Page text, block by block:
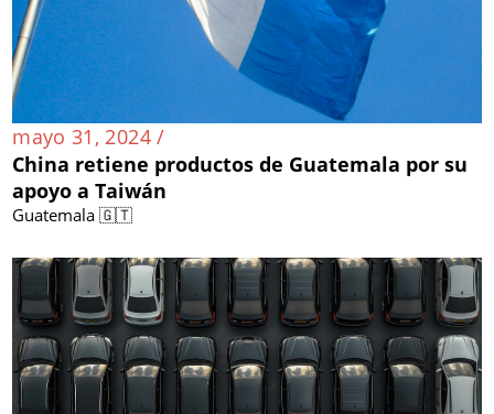
mayo 31, 2024 /
China retiene productos de Guatemala por su
apoyo a Taiwán
Guatemala 🇬🇹